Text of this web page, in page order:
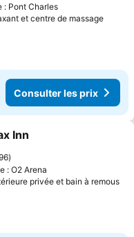
: Pont Charles
et centre de massage
Consulter les prix
à mes favoris
Inn
: O2 Arena
privée et bain à remous